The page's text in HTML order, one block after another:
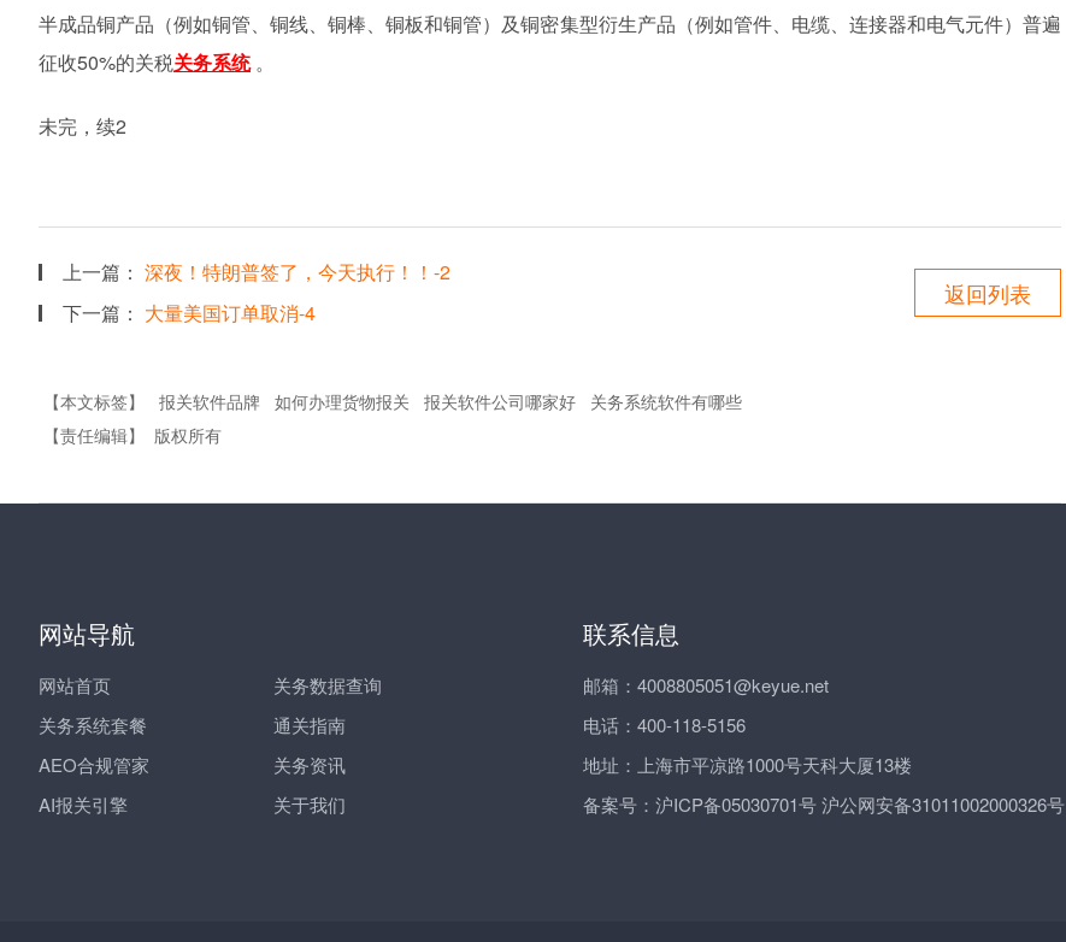
半成品铜产品（例如铜管、铜线、铜棒、铜板和铜管）及铜密集型衍生产品 （例如管件、电缆、连接器和电气元件）普遍
征收50%的关税关务系统 。
未完，续2
上一篇： 深夜！特朗普签了，今天执行！！-2
下一篇： 大量美国订单取消-4
返回列表
【本文标签】 报关软件品牌 如何办理货物报关 报关软件公司哪家好
关务系统软件有哪些
【责任编辑】
版权所有
网站导航
网站首页
关务数据查询
关务系统套餐
通关指南
AEO合规管家
关务资讯
AI报关引擎
关于我们
联系信息
邮箱：4008805051@keyue.net
电话：400-118-5156
地址：上海市平凉路1000号天科大厦13楼
备案号： 沪ICP备05030701号 沪公网安备31011002000326号